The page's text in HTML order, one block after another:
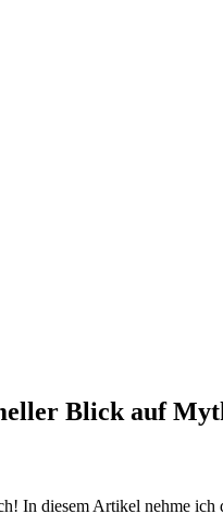
Blick auf
In ⁣diesem Artikel nehme